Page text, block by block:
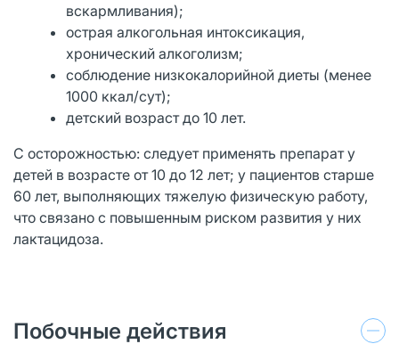
вскармливания);
острая алкогольная интоксикация,
хронический алкоголизм;
соблюдение низкокалорийной диеты (менее
1000 ккал/сут);
детский возраст до 10 лет.
С осторожностью: следует применять препарат у
детей в возрасте от 10 до 12 лет; у пациентов старше
60 лет, выполняющих тяжелую физическую работу,
что связано с повышенным риском развития у них
лактацидоза.
Побочные действия